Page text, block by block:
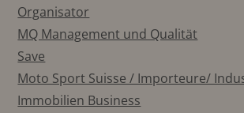
Organisator
MQ Management und Qualität
Save
Moto Sport Suisse / Importeure/
Immobilien Business